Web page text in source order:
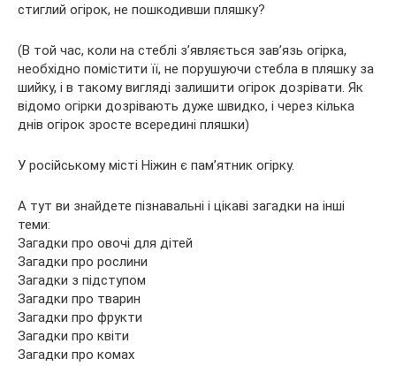
стиглий огірок, не пошкодивши пляшку?
(В той час, коли на стеблі з’являється зав’язь огірка,
необхідно помістити її, не порушуючи стебла в пляшку за
шийку, і в такому вигляді залишити огірок дозрівати. Як
відомо огірки дозрівають дуже швидко, і через кілька
днів огірок зросте всередині пляшки)
У російському місті Ніжин є пам’ятник огірку.
А тут ви знайдете пізнавальні і цікаві загадки на інші
теми:
Загадки про овочі для дітей
Загадки про рослини
Загадки з підступом
Загадки про тварин
Загадки про фрукти
Загадки про квіти
Загадки про комах